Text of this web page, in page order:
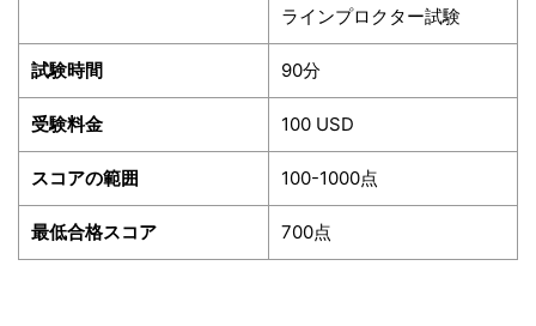
ラインプロクター試験
試験時間 90分
受験料金 100 USD
スコアの範囲 100-1000点
最低合格スコア 700点